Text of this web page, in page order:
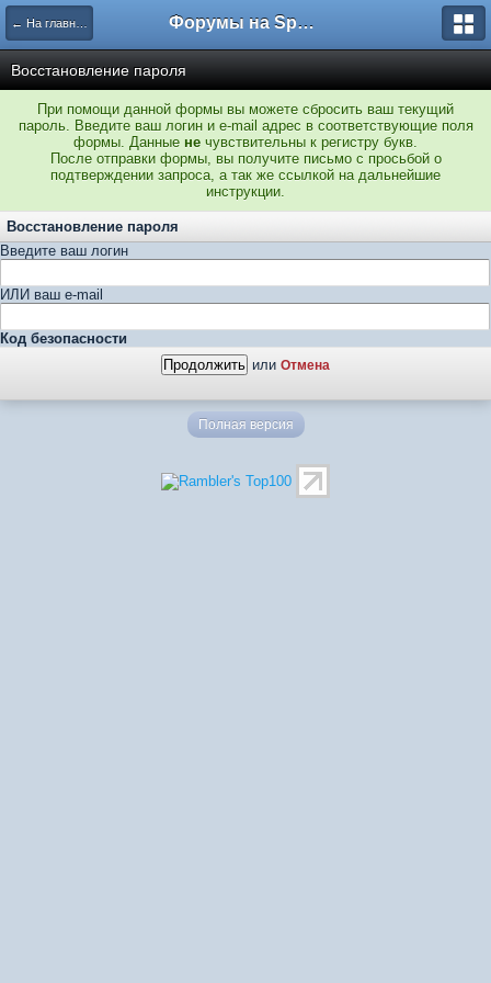
← На главную Форумы на Sportbox.ru
Восстановление пароля
При помощи данной формы вы можете сбросить ваш текущий
пароль. Введите ваш логин и e-mail адрес в соответствующие поля
формы. Данные не чувствительны к регистру букв.
После отправки формы, вы получите письмо с просьбой о
подтверждении запроса, а так же ссылкой на дальнейшие
инструкции.
Восстановление пароля
Введите ваш логин
ИЛИ ваш e-mail
Код безопасности
или Отмена
Полная версия